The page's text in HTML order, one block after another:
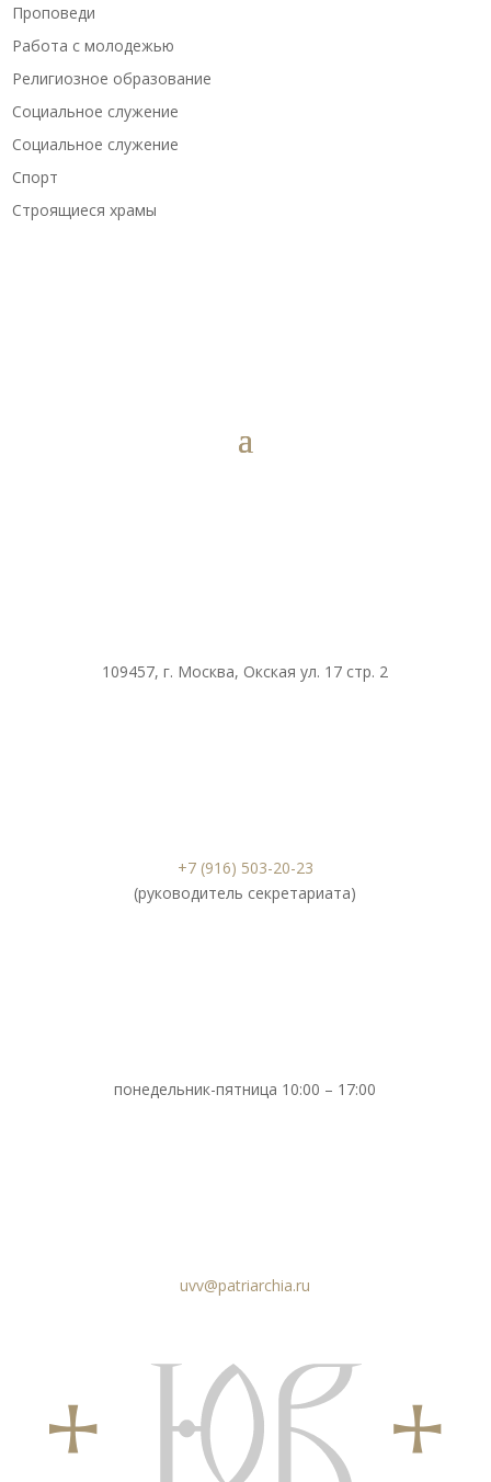
Проповеди
Работа с молодежью
Религиозное образование
Социальное служение
Социальное служение
Спорт
Строящиеся храмы
109457, г. Москва, Окская ул. 17 стр. 2
+7 (916) 503-20-23
(руководитель секретариата)
понедельник-пятница 10:00 – 17:00
uvv@patriarchia.ru